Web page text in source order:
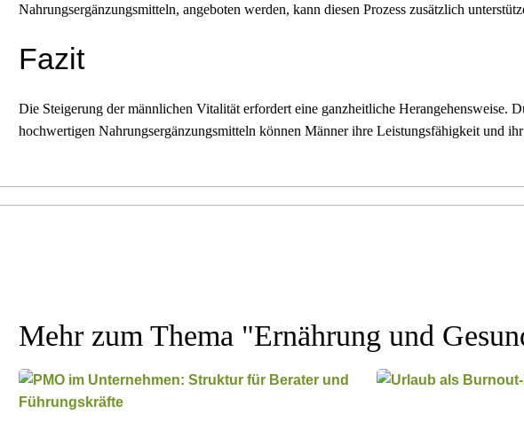
Nahrungsergänzungsmitteln, angeboten werden, kann diesen Prozess zusätzlich
Fazit
Die Steigerung der männlichen Vitalität erfordert eine ganzheitliche Herangehensweise.
hochwertigen Nahrungsergänzungsmitteln können Männer ihre Leistungsfähigkeit und
Mehr zum Thema "Ernährung und